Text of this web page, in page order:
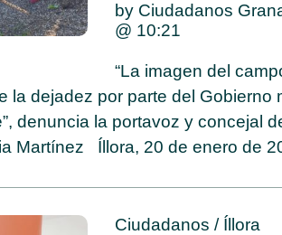
by Ciudadanos
@ 10:21
“La imagen del
la dejadez por parte del Gobierno
denuncia la portavoz y concejal
Martínez Íllora, 20 de enero de
Ciudadanos / Íllora